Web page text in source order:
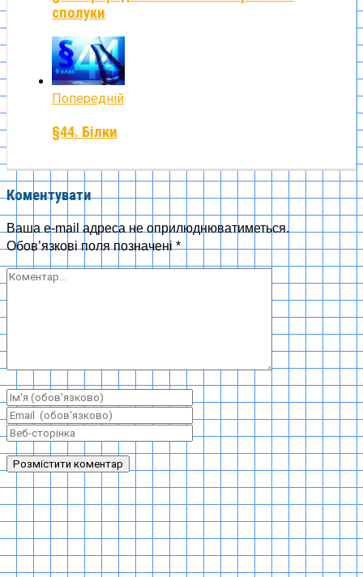
сполуки
Попередній
§44. Білки
Коментувати
Ваша e-mail адреса не оприлюднюватиметься.
Обов’язкові поля позначені*